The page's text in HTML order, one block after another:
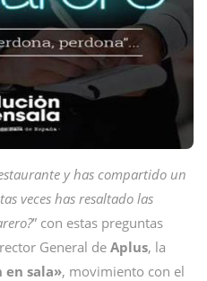
y has compartido un
veces has resaltado las
” con estas preguntas
General de Aplus, la
en sala», movimiento con el